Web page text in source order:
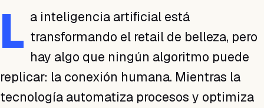
L a inteligencia artificial está
transformando el retail de belleza, pero
hay algo que ningún algoritmo puede
replicar: la conexión humana. Mientras la
tecnología automatiza procesos y optimiza